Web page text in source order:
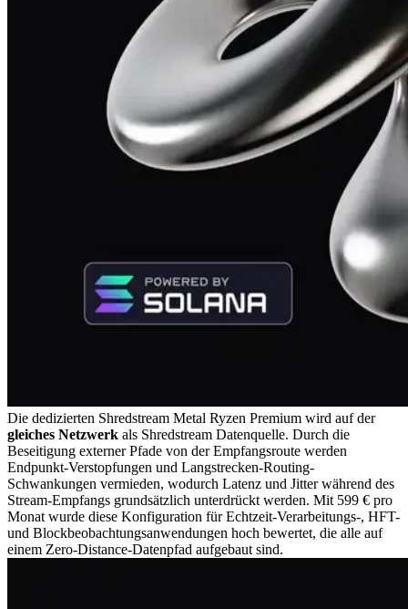
Die dedizierten Shredstream Metal Ryzen Premium wird auf der
gleiches Netzwerk als Shredstream Datenquelle. Durch die
Beseitigung externer Pfade von der Empfangsroute werden
Endpunkt-Verstopfungen und Langstrecken-Routing-
Schwankungen vermieden, wodurch Latenz und Jitter während des
Stream-Empfangs grundsätzlich unterdrückt werden. Mit 599 € pro
Monat wurde diese Konfiguration für Echtzeit-Verarbeitungs-, HFT-
und Blockbeobachtungsanwendungen hoch bewertet, die alle auf
einem Zero-Distance-Datenpfad aufgebaut sind.